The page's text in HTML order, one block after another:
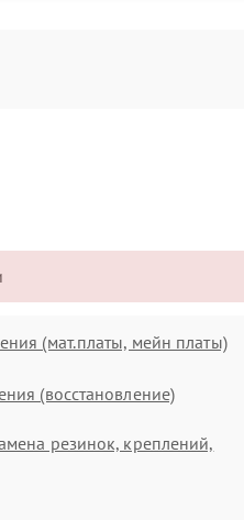
(мат.платы, мейн платы)
(восстановление)
резинок, креплений,